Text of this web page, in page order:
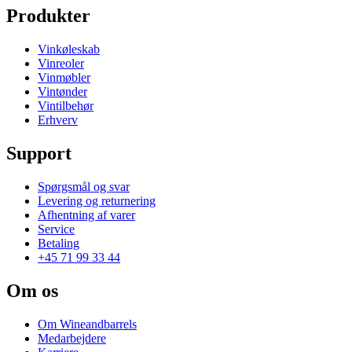
Produkter
Vinkøleskab
Vinreoler
Vinmøbler
Vintønder
Vintilbehør
Erhverv
Support
Spørgsmål og svar
Levering og returnering
Afhentning af varer
Service
Betaling
+45 71 99 33 44
Om os
Om Wineandbarrels
Medarbejdere